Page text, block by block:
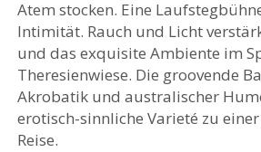
Atem stocken. Eine
Intimität. Rauch und Licht
und das exquisite Ambiente im
Theresienwiese. Die groovende
Akrobatik und australischer
erotisch-sinnliche Varieté zu
Reise.